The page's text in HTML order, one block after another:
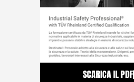
SCARICA IL PDF